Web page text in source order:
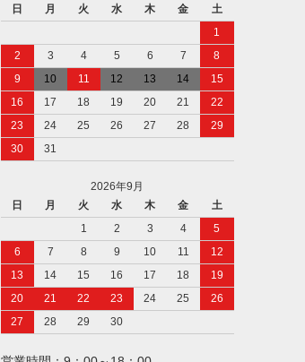
日
月 火 水 木 金
土
1
2
3 4 5 6 7
8
9
10 11 12 13 14
15
16
17 18 19 20 21
22
23
24 25 26 27 28
29
30
31
2026年9月
日
月 火 水 木 金
土
1
2 3 4
5
6
7 8 9 10 11
12
13
14 15 16 17 18
19
20
21 22 23 24 25
26
27
28 29 30